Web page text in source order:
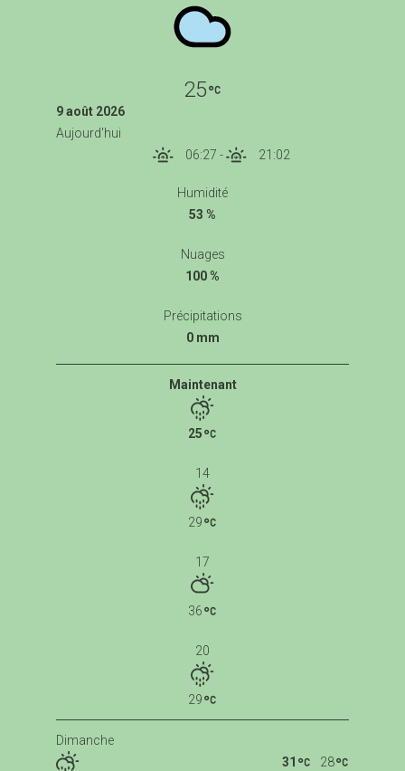
25
9 août 2026
Aujourd'hui
06:27 - 21:02
Humidité
53 %
Nuages
100 %
Précipitations
0 mm
Maintenant
25
14
29
17
36
20
29
Dimanche
28
31